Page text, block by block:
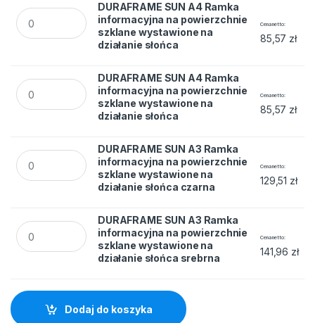
DURAFRAME SUN A4 Ramka informacyjna na
DURAFRAME SUN A4 Ramka
informacyjna na powierzchnie
szklane wystawione na
działanie słońca
Cena netto
85,57 zł
DURAFRAME SUN A4 Ramka informacyjna na
DURAFRAME SUN A4 Ramka
informacyjna na powierzchnie
szklane wystawione na
działanie słońca
Cena netto
85,57 zł
DURAFRAME SUN A3 Ramka informacyjna na
DURAFRAME SUN A3 Ramka
informacyjna na powierzchnie
szklane wystawione na
działanie słońca czarna
Cena netto
129,51 zł
DURAFRAME SUN A3 Ramka informacyjna na
DURAFRAME SUN A3 Ramka
informacyjna na powierzchnie
szklane wystawione na
działanie słońca srebrna
Cena netto
141,96 zł
Dodaj do koszyka